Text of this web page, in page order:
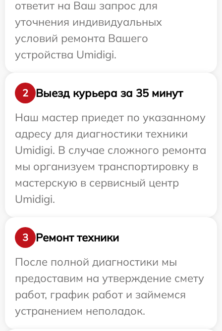
ответит на Ваш запрос для
уточнения индивидуальных
условий ремонта Вашего
устройства Umidigi.
2
Выезд курьера за 35 минут
Наш мастер приедет по указанному
адресу для диагностики техники
Umidigi. В случае сложного ремонта
мы организуем транспортировку в
мастерскую в сервисный центр
Umidigi.
3
Ремонт техники
После полной диагностики мы
предоставим на утверждение смету
работ, график работ и займемся
устранением неполадок.